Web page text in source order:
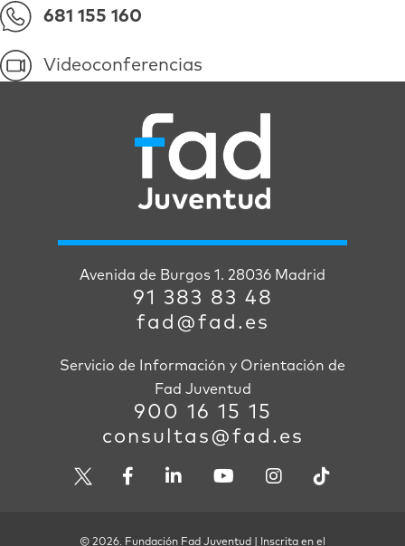
681 155 160
Videoconferencias
Avenida de Burgos 1. 28036 Madrid
91 383 83 48
fad@fad.es
Servicio de Información y Orientación de
Fad Juventud
900 16 15 15
consultas@fad.es
© 2026. Fundación Fad Juventud | Inscrita en el